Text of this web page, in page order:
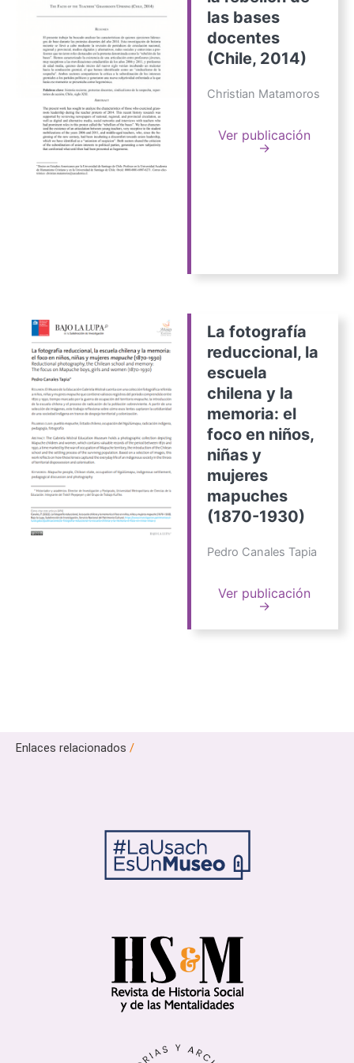
las bases
docentes
(Chile, 2014)
Christian Matamoros
Ver publicación
→
La fotografía
reduccional, la
escuela
chilena y la
memoria: el
foco en niños,
niñas y
mujeres
mapuches
(1870-1930)
Pedro Canales Tapia
Ver publicación
→
Enlaces relacionados /